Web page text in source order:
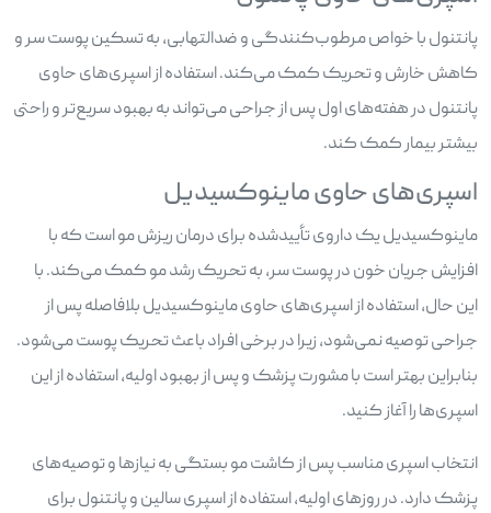
پانتنول با خواص مرطوب‌کنندگی و ضدالتهابی، به تسکین پوست سر و
کاهش خارش و تحریک کمک می‌کند. استفاده از اسپری‌های حاوی
پانتنول در هفته‌های اول پس از جراحی می‌تواند به بهبود سریع‌تر و راحتی
بیشتر بیمار کمک کند.
اسپری‌های حاوی ماینوکسیدیل
ماینوکسیدیل یک داروی تأییدشده برای درمان ریزش مو است که با
افزایش جریان خون در پوست سر، به تحریک رشد مو کمک می‌کند. با
این حال، استفاده از اسپری‌های حاوی ماینوکسیدیل بلافاصله پس از
جراحی توصیه نمی‌شود، زیرا در برخی افراد باعث تحریک پوست می‌شود.
بنابراین بهتر است با مشورت پزشک و پس از بهبود اولیه، استفاده از این
اسپری‌ها را آغاز کنید.
انتخاب اسپری مناسب پس از کاشت مو بستگی به نیازها و توصیه‌های
پزشک دارد. در روزهای اولیه، استفاده از اسپری سالین و پانتنول برای